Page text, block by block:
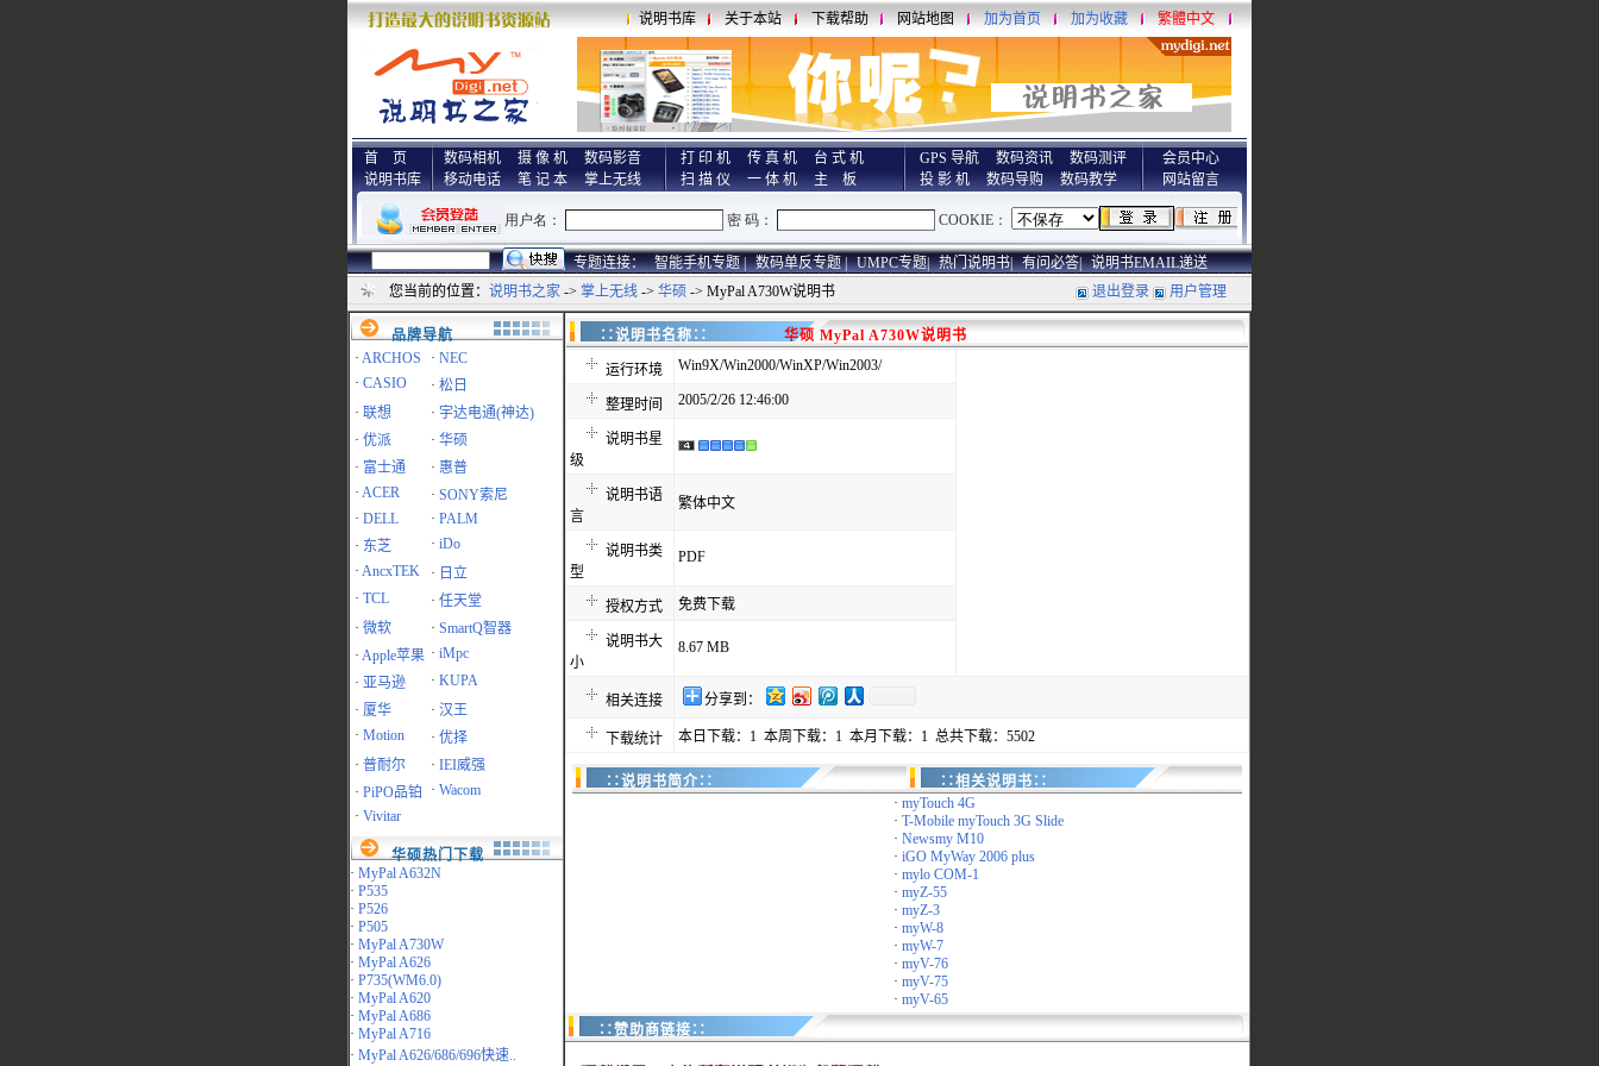
说明书库 关于本站 下载帮助 网站地图 加为首页 加为收藏 繁體中文
首 页
说明书库
数码相机 摄 像 机
数码影音
移动电话
笔 记 本 掌上无线
打 印 机 传 真 机
台 式 机
扫 描 仪
一 体 机 主 板
GPS 导航 数码资讯
数码测评
投 影 机
数码导购 数码教学
会员中心
网站留言
专题连接： 智能手机专题 | 数码单反专题 | UMPC专题| 热门说明书| 有问必答| 说明书EMAIL递送
您当前的位置： 说明书之家 -> 掌上无线 -> 华硕 -> MyPal A730W说明书 退出登录 用户管理
品牌导航
· ARCHOS · NEC
· CASIO · 松日
· 联想 · 宇达电通(神达)
· 优派 · 华硕
· 富士通 · 惠普
· ACER · SONY索尼
· DELL · PALM
· 东芝 · iDo
· AncxTEK · 日立
· TCL · 任天堂
· 微软 · SmartQ智器
· Apple苹果 · iMpc
· 亚马逊 · KUPA
· 厦华 · 汉王
· Motion · 优择
· 普耐尔 · IEI威强
· PiPO品铂 · Wacom
· Vivitar
华硕热门下载
· MyPal A632N
· P535
· P526
· P505
· MyPal A730W
· MyPal A626
· P735(WM6.0)
· MyPal A620
· MyPal A686
· MyPal A716
· MyPal A626/686/696快速..
∷说明书名称∷ 华硕 MyPal A730W说明书
运行环境 Win9X/Win2000/WinXP/Win2003/
整理时间 2005/2/26 12:46:00
说明书星
级
说明书语
言
繁体中文
说明书类
型
PDF
授权方式 免费下载
说明书大
小
8.67 MB
相关连接 分享到：
下载统计 本日下载：1 本周下载：1 本月下载：1 总共下载：5502
∷说明书简介∷
∷相关说明书∷
· myTouch 4G
· T-Mobile myTouch 3G Slide
· Newsmy M10
· iGO MyWay 2006 plus
· mylo COM-1
· myZ-55
· myZ-3
· myW-8
· myW-7
· myV-76
· myV-75
· myV-65
∷赞助商链接∷